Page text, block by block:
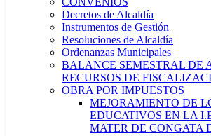
Decretos de Alcaldía
Instrumentos de Gestión
Resoluciones de Alcaldía
Ordenanzas Municipales
BALANCE SEMESTRAL DE
RECURSOS DE
OBRA POR IMPUESTOS
MEJORAMIENTO DE
EDUCATIVOS EN LA
MATER DE CONGATA